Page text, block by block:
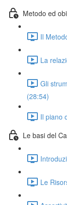
Metodo ed
Il
La
Gli
(28:54)
Il piano
Le basi del
Le